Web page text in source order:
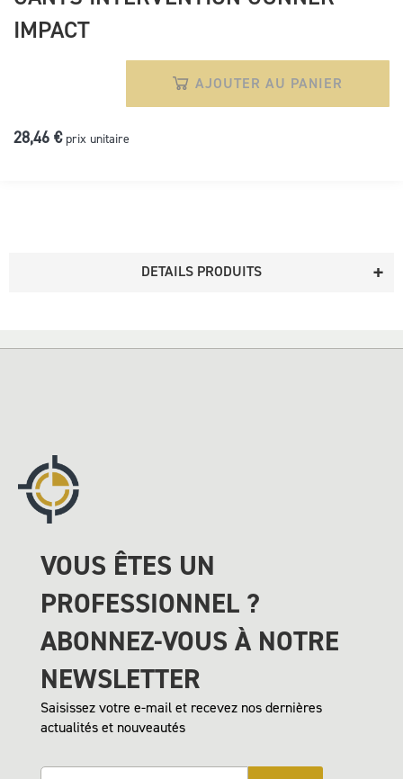
IMPACT
AJOUTER AU PANIER
28,46 € prix unitaire
DETAILS PRODUITS
VOUS ÊTES UN
PROFESSIONNEL ?
ABONNEZ-VOUS À NOTRE
NEWSLETTER
Saisissez votre e-mail et recevez nos dernières
actualités et nouveautés